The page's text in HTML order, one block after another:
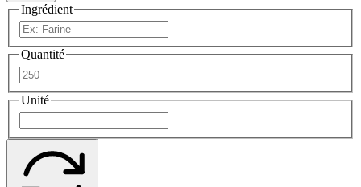
Ingrédient
Quantité
Unité